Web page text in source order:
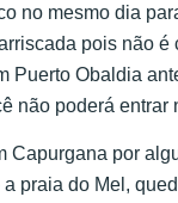
no mesmo dia
pois não é
Puerto Obaldia
não poderá entrar
Capurgana por
praia do Mel,